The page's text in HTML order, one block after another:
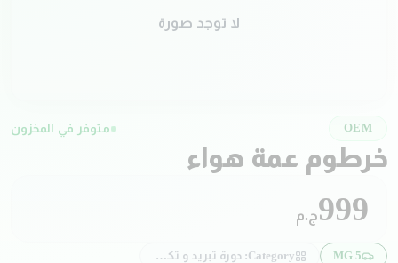
لا توجد صورة
OEM متوفر في المخزون
خرطوم عمة هواء
999ج.م
MG 5
Category: دورة تبريد و تكييف